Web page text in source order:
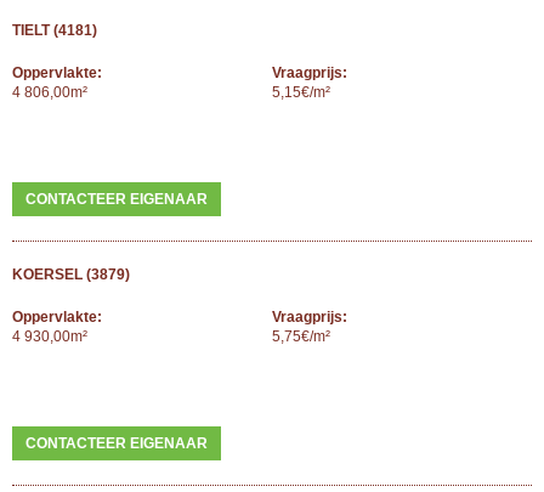
TIELT (4181)
Oppervlakte:
4 806,00m²
Vraagprijs:
5,15€/m²
CONTACTEER EIGENAAR
KOERSEL (3879)
Oppervlakte:
4 930,00m²
Vraagprijs:
5,75€/m²
CONTACTEER EIGENAAR